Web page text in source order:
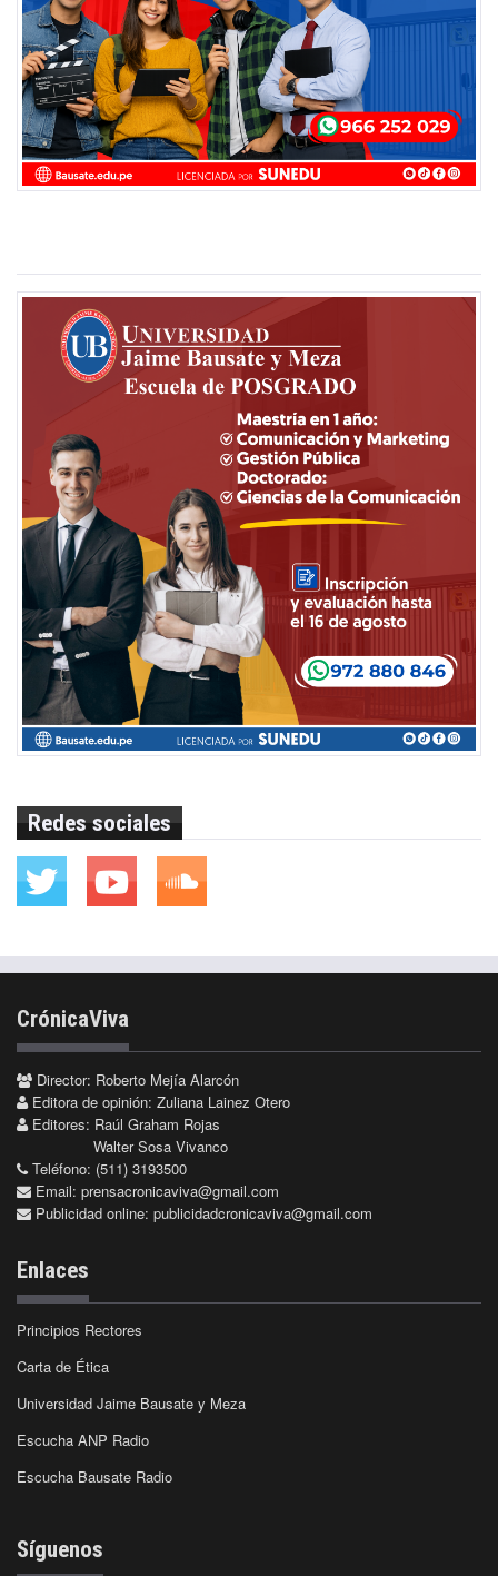
Redes sociales
CrónicaViva
Director: Roberto Mejía Alarcón
Editora de opinión: Zuliana Lainez Otero
Editores: Raúl Graham Rojas
Walter Sosa Vivanco
Teléfono: (511) 3193500
Email: prensacronicaviva@gmail.com
Publicidad online: publicidadcronicaviva@gmail.com
Enlaces
Principios Rectores
Carta de Ética
Universidad Jaime Bausate y Meza
Escucha ANP Radio
Escucha Bausate Radio
Síguenos